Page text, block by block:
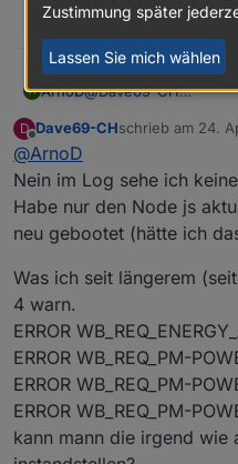
A ArnoD@Dave69-CH
Schnittstelle aus.
manuell einzutragen,
aktualisiert werden.
Hast du mal im LOG
angezeigt wird ?
D
Offline
Dave69-CHschrieb am 24.
zuletzt editiert
@ArnoD
Nein im Log sehe ich
Habe nur den Node js
neu gebootet (hätte ich
Was ich seit längerem
4 warn.
ERROR
ERROR WB_REQ_PM-
ERROR WB_REQ_PM-
ERROR WB_REQ_PM-
kann mann die irgend wie
Zustimmung später
Lassen Sie mich wählen